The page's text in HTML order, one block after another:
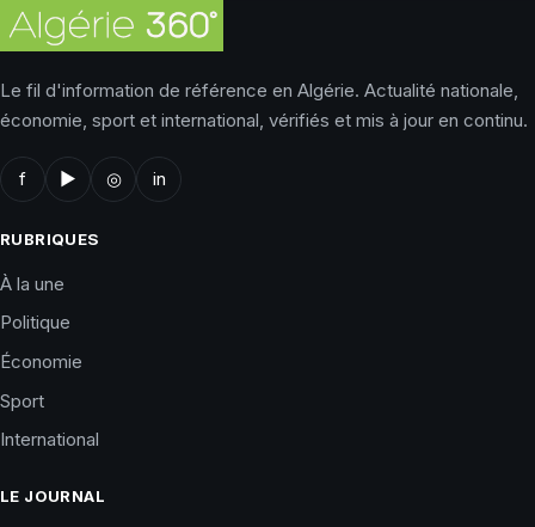
Le fil d'information de référence en Algérie. Actualité nationale,
économie, sport et international, vérifiés et mis à jour en continu.
f ▶ ◎ in
RUBRIQUES
À la une
Politique
Économie
Sport
International
LE JOURNAL